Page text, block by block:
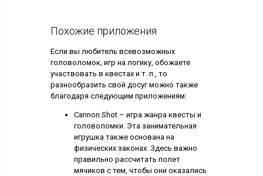
Похожие приложения
Если вы любитель всевозможных
головоломок, игр на логику, обожаете
участвовать в квестах и т. п., то
разнообразить свой досуг можно также
благодаря следующим приложениям:
Cannon Shot – игра жанра квесты и
головоломки. Эта занимательная
игрушка также основана на
физических законах. Здесь важно
правильно рассчитать полет
мячиков с тем, чтобы они оказались